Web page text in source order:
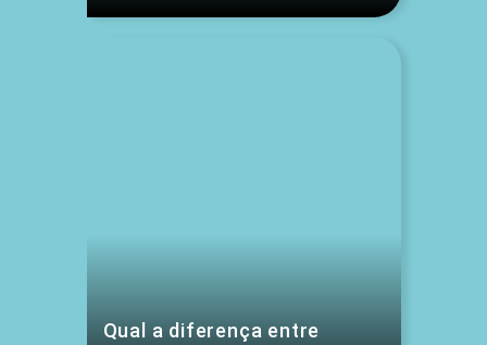
Qual a diferença entre